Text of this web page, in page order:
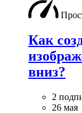
Как
вниз?
2
26 мая